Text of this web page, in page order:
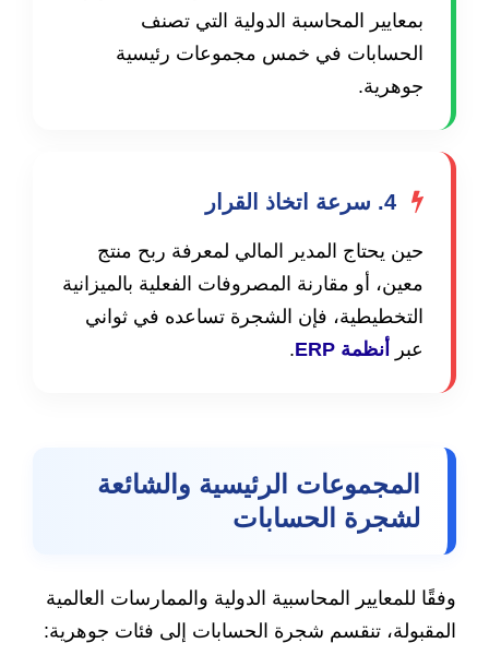
بمعايير المحاسبة الدولية التي تصنف
الحسابات في خمس مجموعات رئيسية
جوهرية.
4. سرعة اتخاذ القرار
حين يحتاج المدير المالي لمعرفة ربح منتج
معين، أو مقارنة المصروفات الفعلية بالميزانية
التخطيطية، فإن الشجرة تساعده في ثواني
عبر
أنظمة ERP .
المجموعات الرئيسية والشائعة
لشجرة الحسابات
وفقًا للمعايير المحاسبية الدولية والممارسات العالمية
المقبولة، تنقسم شجرة الحسابات إلى فئات جوهرية: